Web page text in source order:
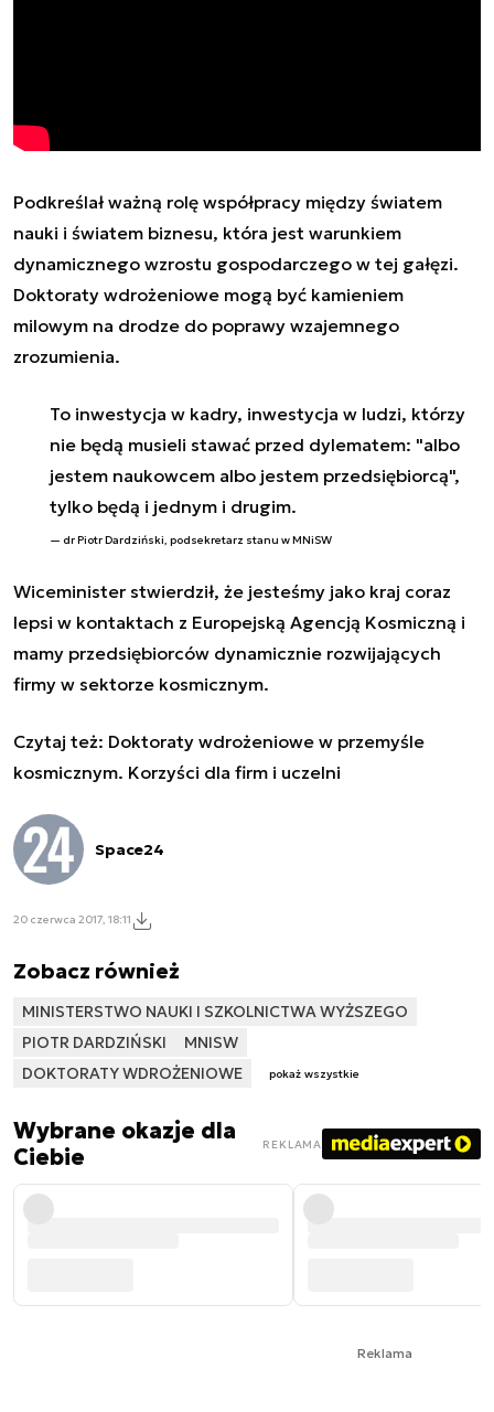
Podkreślał ważną rolę współpracy między światem
nauki i światem biznesu, która jest warunkiem
dynamicznego wzrostu gospodarczego w tej gałęzi.
Doktoraty wdrożeniowe mogą być kamieniem
milowym na drodze do poprawy wzajemnego
zrozumienia.
To inwestycja w kadry, inwestycja w ludzi, którzy
nie będą musieli stawać przed dylematem: "albo
jestem naukowcem albo jestem przedsiębiorcą",
tylko będą i jednym i drugim.
dr Piotr Dardziński, podsekretarz stanu w MNiSW
Wiceminister stwierdził, że jesteśmy jako kraj coraz
lepsi w kontaktach z Europejską Agencją Kosmiczną i
mamy przedsiębiorców dynamicznie rozwijających
firmy w sektorze kosmicznym.
Czytaj też: Doktoraty wdrożeniowe w przemyśle
kosmicznym. Korzyści dla firm i uczelni
Space24
20 czerwca 2017, 18:11
Zobacz również
MINISTERSTWO NAUKI I SZKOLNICTWA WYŻSZEGO
PIOTR DARDZIŃSKI
MNISW
DOKTORATY WDROŻENIOWE
pokaż wszystkie
Wybrane okazje dla
Ciebie
REKLAMA
Reklama